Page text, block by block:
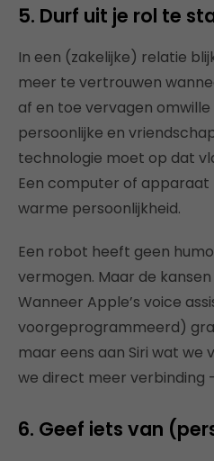
5. Durf uit je rol te
In een (zakelijke) relatie
meer te vertrouwen
af en toe vervagen
persoonlijke en
technologie moet op dat
Een computer of
warme persoonlijkheid.
Een robot heeft geen
vermogen. Maar de
Wanneer Apple’s voice
voorgeprogrammeerd)
maar eens aan Siri wat we
we direct meer verbinding
6. Geef iets van